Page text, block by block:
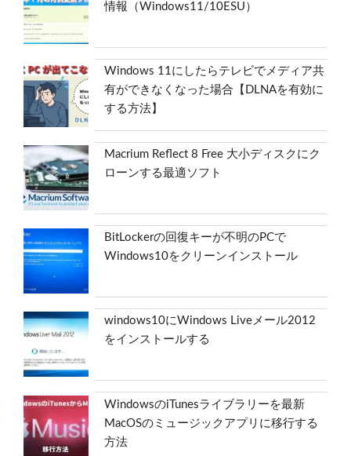
情報（Windows11/10ESU）
Windows 11にしたらテレビでメディア共
有ができなくなった場合【DLNAを有効に
する方法】
Macrium Reflect 8 Free 大小ディスクにク
ローンする最適ソフト
BitLockerの回復キーが不明のPCで
Windows10をクリーンインストール
windows10にWindows Liveメール2012
をインストールする
WindowsのiTunesライブラリーを最新
MacOSのミュージックアプリに移行する
方法